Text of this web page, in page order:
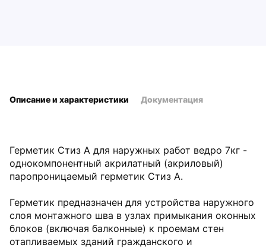
Герметик Стиз А для наружных работ ведро 7кг -
однокомпонентный акрилатный (акриловый)
паропроницаемый герметик Стиз А.
Герметик предназначен для устройства наружного
слоя монтажного шва в узлах примыкания оконных
блоков (включая балконные) к проемам стен
отапливаемых зданий гражданского и
Описание и характеристики Документация